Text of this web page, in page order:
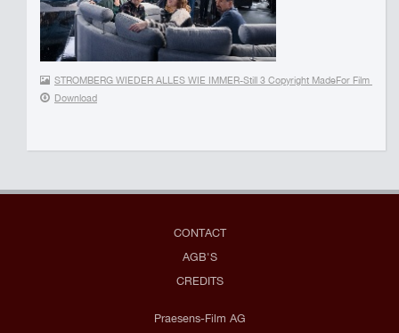
STROMBERG WIEDER ALLES WIE IMMER-Still 3 Copyright MadeFor Film
Download
CONTACT
AGB'S
CREDITS
Praesens-Film AG